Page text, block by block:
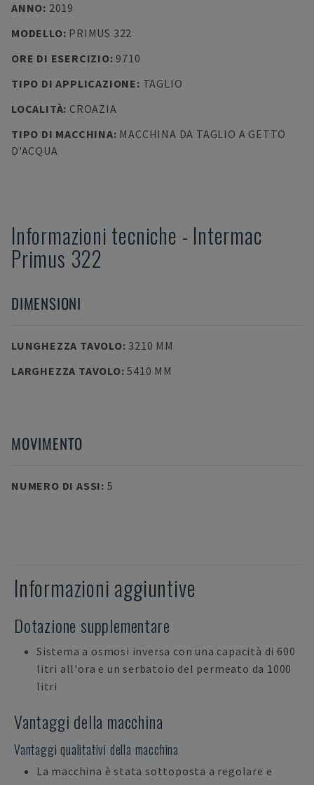
ANNO: 2019
MODELLO: PRIMUS 322
ORE DI ESERCIZIO: 9710
TIPO DI APPLICAZIONE: TAGLIO
LOCALITÀ: CROAZIA
TIPO DI MACCHINA: MACCHINA DA TAGLIO A GETTO
D'ACQUA
Informazioni tecniche - Intermac
Primus 322
DIMENSIONI
LUNGHEZZA TAVOLO: 3210 MM
LARGHEZZA TAVOLO:5410 MM
MOVIMENTO
NUMERO DI ASSI: 5
Informazioni aggiuntive
Dotazione supplementare
Sistema a osmosi inversa con una capacità di 600
litri all'ora e un serbatoio del permeato da 1000
litri
Vantaggi della macchina
Vantaggi qualitativi della macchina
La macchina è stata sottoposta a regolare e